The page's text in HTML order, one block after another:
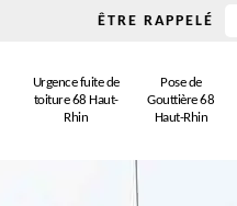
ÊTRE RAPPELÉ
Urgence fuite de
toiture 68 Haut-
Rhin
Pose de
Gouttière 68
Haut-Rhin